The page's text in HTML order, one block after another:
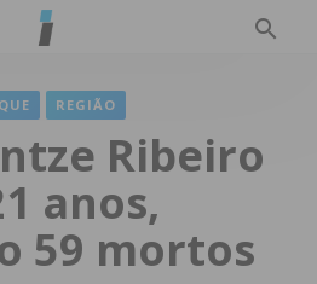
REGIÃO
Ribeiro
anos,
59 mortos